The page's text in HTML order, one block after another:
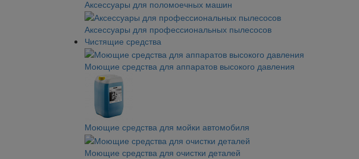
Аксессуары для поломоечных машин
Аксессуары для профессиональных пылесосов
Чистящие средства
Моющие средства для аппаратов высокого давления
Моющие средства для мойки автомобиля
Моющие средства для очистки деталей